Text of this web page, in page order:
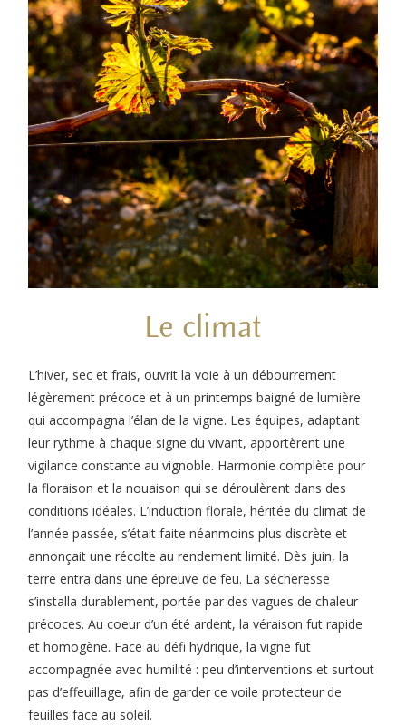
Le climat
L’hiver, sec et frais, ouvrit la voie à un débourrement
légèrement précoce et à un printemps baigné de lumière
qui accompagna l’élan de la vigne. Les équipes, adaptant
leur rythme à chaque signe du vivant, apportèrent une
vigilance constante au vignoble. Harmonie complète pour
la floraison et la nouaison qui se déroulèrent dans des
conditions idéales. L’induction florale, héritée du climat de
l’année passée, s’était faite néanmoins plus discrète et
annonçait une récolte au rendement limité. Dès juin, la
terre entra dans une épreuve de feu. La sécheresse
s’installa durablement, portée par des vagues de chaleur
précoces. Au coeur d’un été ardent, la véraison fut rapide
et homogène. Face au défi hydrique, la vigne fut
accompagnée avec humilité : peu d’interventions et surtout
pas d’effeuillage, afin de garder ce voile protecteur de
feuilles face au soleil.